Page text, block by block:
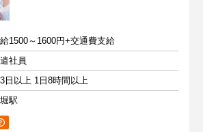
1500～1600円+交通費支給
社員
日以上 1日8時間以上
駅